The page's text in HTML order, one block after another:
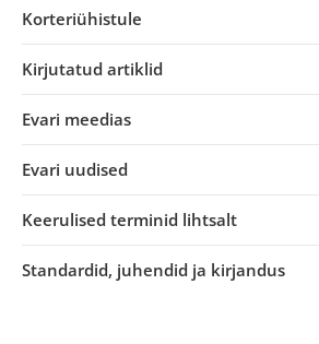
Korteriühistule
Kirjutatud artiklid
Evari meedias
Evari uudised
Keerulised terminid lihtsalt
Standardid, juhendid ja kirjandus